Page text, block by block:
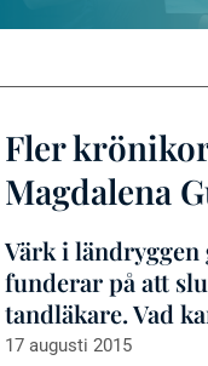
Fler
Magdalena
Värk i ländryggen
funderar på att
tandläkare. Vad
17 augusti 2015